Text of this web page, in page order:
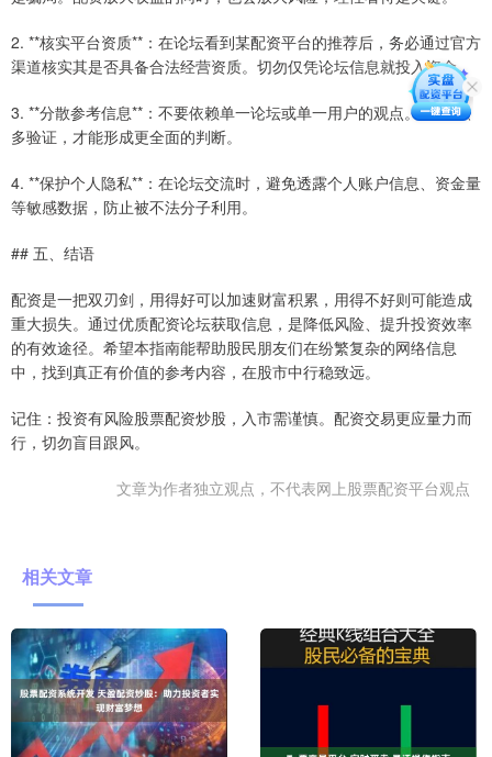
2. **核实平台资质**：在论坛看到某配资平台的推荐后，务必通过官方
渠道核实其是否具备合法经营资质。切勿仅凭论坛信息就投入资金。
3. **分散参考信息**：不要依赖单一论坛或单一用户的观点。多对比、
多验证，才能形成更全面的判断。
4. **保护个人隐私**：在论坛交流时，避免透露个人账户信息、资金量
等敏感数据，防止被不法分子利用。
## 五、结语
配资是一把双刃剑，用得好可以加速财富积累，用得不好则可能造成
重大损失。通过优质配资论坛获取信息，是降低风险、提升投资效率
的有效途径。希望本指南能帮助股民朋友们在纷繁复杂的网络信息
中，找到真正有价值的参考内容，在股市中行稳致远。
记住：投资有风险股票配资炒股，入市需谨慎。配资交易更应量力而
行，切勿盲目跟风。
文章为作者独立观点，不代表网上股票配资平台观点
相关文章